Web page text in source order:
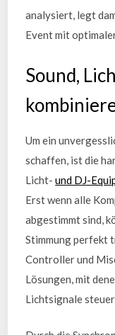
analysiert, legt
Event mit
Sound,
Um ein
schaffen, ist die
Licht-und DJ-
Erst wenn alle
abgestimmt sind,
Stimmung perfekt
Controller und
Lösungen, mit
Lichtsignale